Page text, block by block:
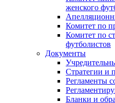
женского
Комитет по
Комитет по
футболистов
Документы
Стратегии и
Регламенты
Бланки и